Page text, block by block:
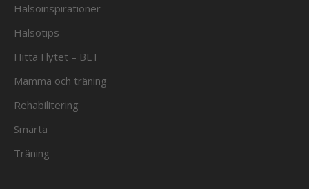
Hälsoinspirationer
Hälsotips
Hitta Flytet – BLT
Mamma och träning
Rehabilitering
Smärta
Träning